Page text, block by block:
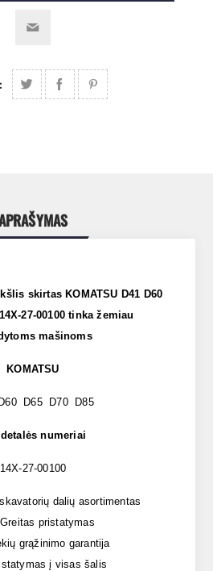
skirtas KOMATSU D41 D60
27-00100tinka žemiau
mašinoms
KOMATSU
D65 D70 D85
numeriai
14X-27-00100
dalių asortimentas
Greitas pristatymas
grąžinimo garantija
į visas šalis